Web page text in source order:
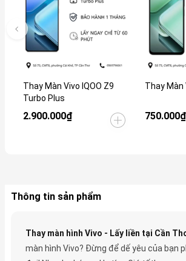
Thay Màn Vivo IQOO Z9
Turbo Plus
2.900.000₫
Thay Màn
750.000₫
Thông tin sản phẩm
Thay màn hình Vivo - Lấy liền tại Cần
màn hình Vivo? Đừng để dế yêu của bạn